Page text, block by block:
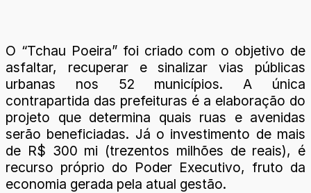
O “Tchau Poeira” foi criado com o objetivo de
asfaltar, recuperar e sinalizar vias públicas
urbanas nos 52 municípios. A única
contrapartida das prefeituras é a elaboração do
projeto que determina quais ruas e avenidas
serão beneficiadas. Já o investimento de mais
de R$ 300 mi (trezentos milhões de reais), é
recurso próprio do Poder Executivo, fruto da
economia gerada pela atual gestão.